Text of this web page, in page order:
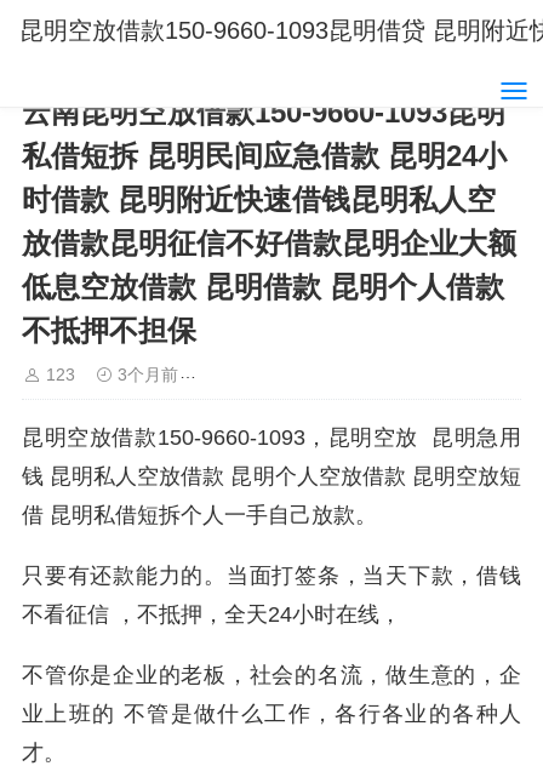
昆明空放借款150-9660-1093昆明借贷 昆明附
云南昆明空放借款150-9660-1093昆明
私借短拆 昆明民间应急借款 昆明24小
时借款 昆明附近快速借钱昆明私人空
放借款昆明征信不好借款昆明企业大额
低息空放借款 昆明借款 昆明个人借款
不抵押不担保
123 3个月前
昆明空放借款150-9660-1093，昆明空放 昆明急用
钱 昆明私人空放借款 昆明个人空放借款 昆明空放短
借 昆明私借短拆个人一手自己放款。
只要有还款能力的。当面打签条，当天下款，借钱
不看征信 ，不抵押，全天24小时在线，
不管你是企业的老板，社会的名流，做生意的，企
业上班的 不管是做什么工作，各行各业的各种人
才。